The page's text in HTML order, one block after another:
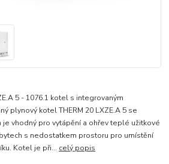
5 - 1076.1 kotel s integrovaným
plynový kotel THERM 20 LXZE.A 5 se
vhodný pro vytápění a ohřev teplé užitkové
s nedostatkem prostoru pro umístění
Kotel je při... celý popis